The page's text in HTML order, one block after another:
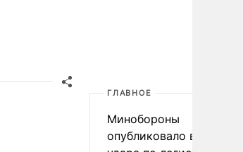
ГЛАВНОЕ
Минобороны
опубликовало видео